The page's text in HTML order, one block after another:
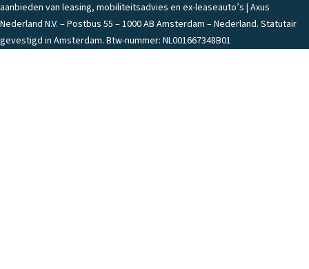
aanbieden van leasing, mobiliteitsadvies en ex-leaseauto’s | Axus
Nederland N.V. – Postbus 55 – 1000 AB Amsterdam – Nederland. Statutair
gevestigd in Amsterdam. Btw-nummer: NL001667348B01